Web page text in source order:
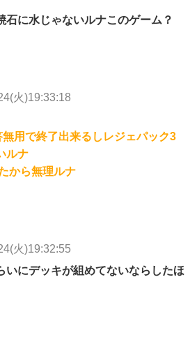
石に水じゃないルナこのゲーム？
火)19:33:18
用で終了出来るしレジェパック3
ルナ
から無理ルナ
火)19:32:55
いにデッキが組めてないならしたほ